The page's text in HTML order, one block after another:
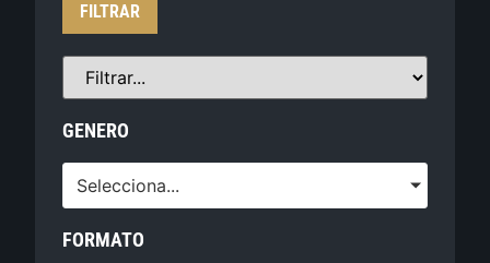
FILTRAR
GENERO
Selecciona...
FORMATO